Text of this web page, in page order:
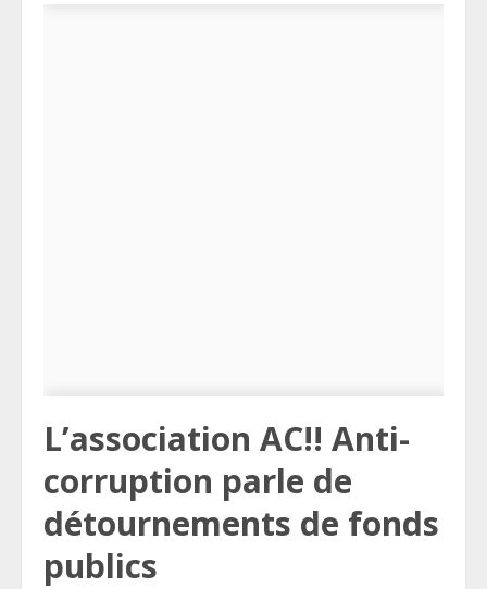
L’association AC!! Anti-
corruption parle de
détournements de fonds
publics